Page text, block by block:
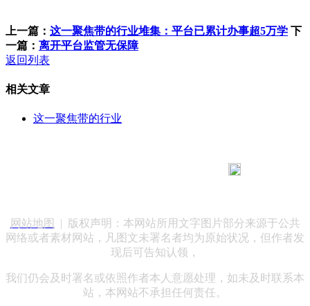
上一篇： 这一聚焦带的行业堆集：平台已累计办事超5万学 下
一篇： 离开平台监管无保障
返回列表
相关文章
这一聚焦带的行业
网站地图
| 版权声明：本网站所用文字图片部分来源于公共
网络或者素材网站，凡图文未署名者均为原始状况，但作者发
现后可告知认领，
我们仍会及时署名或依照作者本人意愿处理，如未及时联系本
站，本网站不承担任何责任。